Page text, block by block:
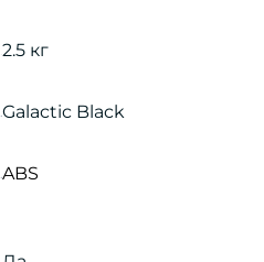
2.5 кг
Galactic Black
ABS